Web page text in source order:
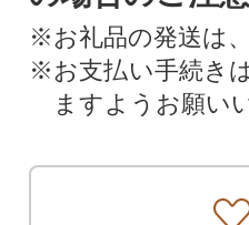
※お礼品の発送は
※お支払い手続き
ますようお願い